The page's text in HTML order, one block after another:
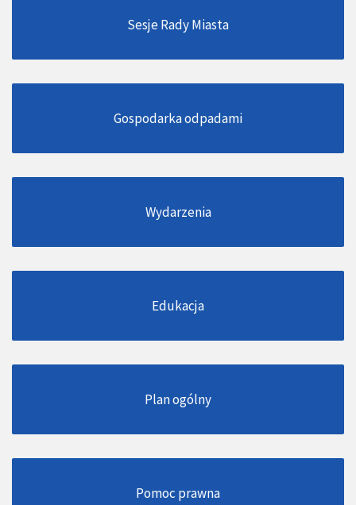
Sesje Rady Miasta
Gospodarka odpadami
Wydarzenia
Edukacja
Plan ogólny
Pomoc prawna